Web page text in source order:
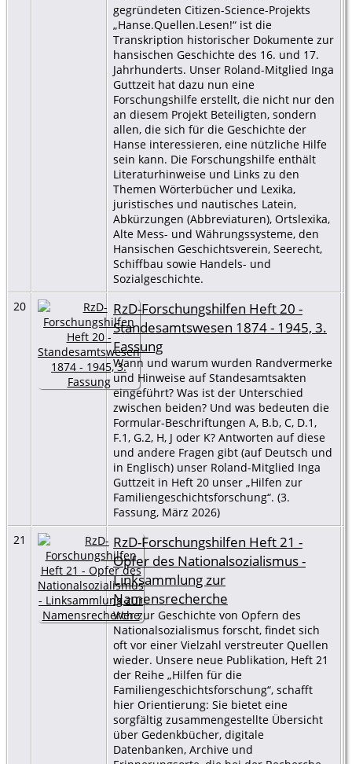
gegründeten Citizen-Science-Projekts
„Hanse.Quellen.Lesen!“ ist die
Transkription historischer Dokumente zur
hansischen Geschichte des 16. und 17.
Jahrhunderts. Unser Roland-Mitglied Inga
Guttzeit hat dazu nun eine
Forschungshilfe erstellt, die nicht nur den
an diesem Projekt Beteiligten, sondern
allen, die sich für die Geschichte der
Hanse interessieren, eine nützliche Hilfe
sein kann. Die Forschungshilfe enthält
Literaturhinweise und Links zu den
Themen Wörterbücher und Lexika,
juristisches und nautisches Latein,
Abkürzungen (Abbreviaturen), Ortslexika,
Alte Mess- und Währungssysteme, den
Hansischen Geschichtsverein, Seerecht,
Schiffbau sowie Handels- und
Sozialgeschichte.
20
RzD-Forschungshilfen Heft 20 -
Standesamtswesen 1874 - 1945, 3.
Fassung
Wann und warum wurden Randvermerke
und Hinweise auf Standesamtsakten
eingeführt? Was ist der Unterschied
zwischen beiden? Und was bedeuten die
Formular-Beschriftungen A, B.b, C, D.1,
F.1, G.2, H, J oder K? Antworten auf diese
und andere Fragen gibt (auf Deutsch und
in Englisch) unser Roland-Mitglied Inga
Guttzeit in Heft 20 unser „Hilfen zur
Familiengeschichtsforschung“. (3.
Fassung, März 2026)
21
RzD-Forschungshilfen Heft 21 -
Opfer des Nationalsozialismus -
Linksammlung zur
Namensrecherche
Wer zur Geschichte von Opfern des
Nationalsozialismus forscht, findet sich
oft vor einer Vielzahl verstreuter Quellen
wieder. Unsere neue Publikation, Heft 21
der Reihe „Hilfen für die
Familiengeschichtsforschung“, schafft
hier Orientierung: Sie bietet eine
sorgfältig zusammengestellte Übersicht
über Gedenkbücher, digitale
Datenbanken, Archive und